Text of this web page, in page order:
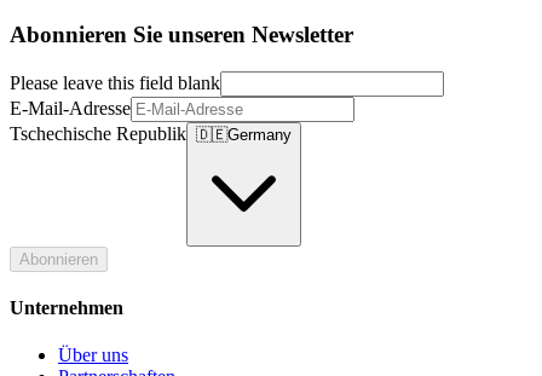
Abonnieren Sie unseren Newsletter
Please leave this field blank
E-Mail-Adresse
Tschechische Republik 🇩🇪Germany
Abonnieren
Unternehmen
Über uns